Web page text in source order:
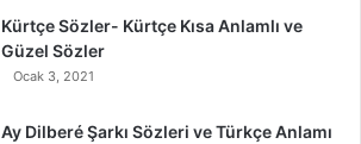
Kürtçe Sözler- Kürtçe Kısa Anlamlı ve
Güzel Sözler
Ocak 3, 2021
Ay Dilberé Şarkı Sözleri ve Türkçe Anlamı